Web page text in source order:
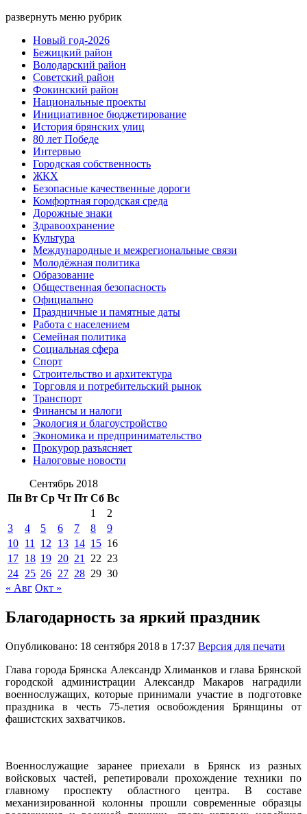
развернуть меню рубрик
Новый год-2026
Бежицкий район
Володарский район
Советский район
Фокинский район
Национальные проекты
Инициативное бюджетирование
История брянских улиц
80 лет Победе
Интервью
Городская собственность
ЖКХ
Безопасные качественные дороги
Комфортная городская среда
Дорожные знаки
Здравоохранение
Культура
Международные и межрегиональные связи
Молодёжная политика
Образование
Общественная безопасность
Официально
Праздничные и памятные даты
Работа с населением
Семейная политика
Социальная сфера
Спорт
Строительство и архитектура
Торговля и потребительский рынок
Транспорт
Финансы и налоги
Экология и благоустройство
Экономика и предпринимательство
Прокурор разъясняет
Налоговые новости
Сентябрь 2018
Пн Вт Ср Чт Пт Сб Вс
1
2
3
4 5 6 7 8
9
10 11 12 13 14 15 16
17 18 19 20 21 22 23
24 25 26 27 28 29 30
« Авг Окт »
Благодарность за яркий праздник
Опубликовано: 18 сентября 2018 в 17:37 Версия для печати
Глава города Брянска Александр Хлиманков и глава Брянской
городской администрации Александр Макаров наградили
военнослужащих, которые принимали участие в подготовке
праздника в честь 75-летия освобождения Брянщины от
фашистских захватчиков.
Военнослужащие заранее приехали в Брянск из разных
войсковых частей, репетировали прохождение техники по
главному проспекту областного центра. В составе
механизированной колонны прошли современные образцы